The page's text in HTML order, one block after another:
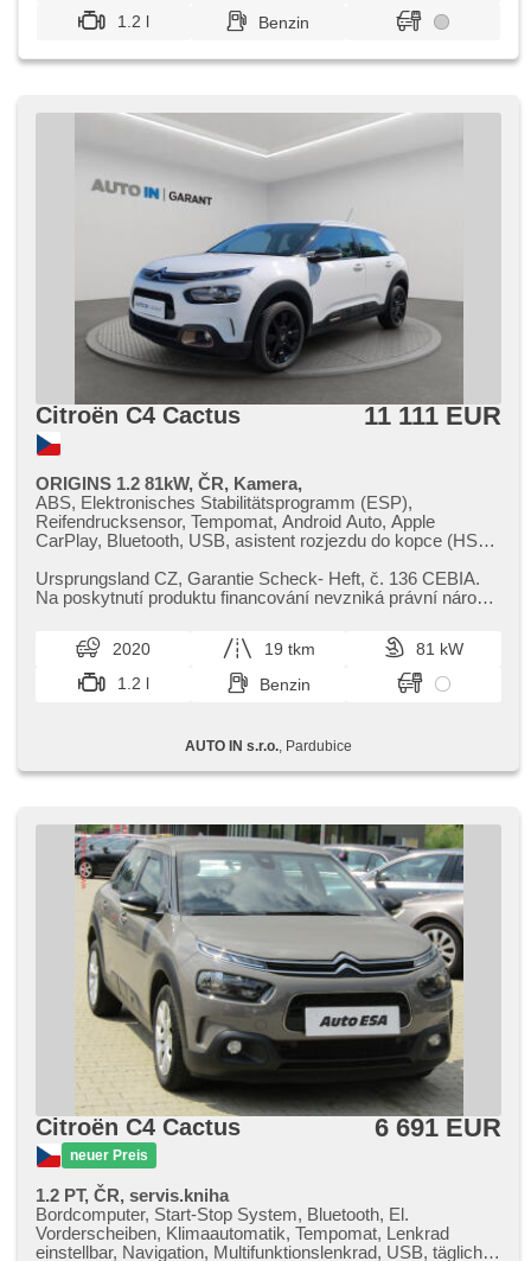
1.2 l
Benzin
Citroën C4 Cactus 11 111 EUR
ORIGINS 1.2 81kW, ČR, Kamera,
ABS, Elektronisches Stabilitätsprogramm (ESP),
Reifendrucksensor, Tempomat, Android Auto, Apple
CarPlay, Bluetooth, USB, asistent rozjezdu do kopce (HSA),
Beifahrerairbagdeaktivierung, isofix, digitální přístrojový štít,
Multifunktionslenkrad, Lenkrad einstellbar, Bordcomputer,
Funkfernbedienung, Wegfahrsperre, Teilbare Rücksitzbank,
höheneinstellbare Sitze, El. Klappspiegel, beheizte Spiegel,
Fahrkamera, parkovací senzory zadní,
Scheibenwischersensor, Anhängerkupplung
Ursprungsland CZ,​ Garantie Scheck​- Heft,​ č. 136 CEBIA.
Na poskytnutí produktu financování nevzniká právní nárok,​
2020 19 tkm
81 kW
1.2 l
Benzin
AUTO IN s.r.o. , Pardubice
Citroën C4 Cactus
neuer Preis
6 691 EUR
1.2 PT, ČR, servis.kniha
Bordcomputer, Start-Stop System, Bluetooth, El.
Vorderscheiben, Klimaautomatik, Tempomat, Lenkrad
einstellbar, Navigation, Multifunktionslenkrad, USB, täglich